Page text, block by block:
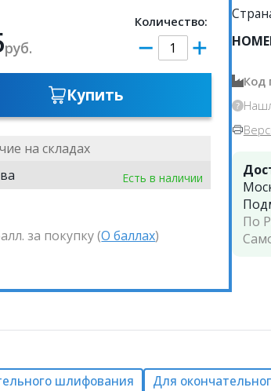
руб.
Количество:
Купить
на складах
Есть в наличии
за покупку (О баллах)
Код
По
шлифования Для